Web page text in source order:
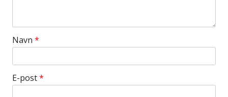
Navn *
E-post*